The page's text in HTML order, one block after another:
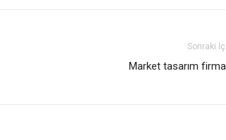
Sonraki
Market tasarım